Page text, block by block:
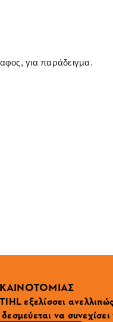
για παράδειγμα.
εξελίσσει
να συνεχίσει